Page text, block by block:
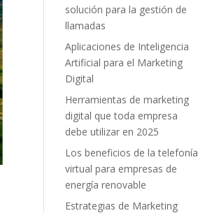
solución para la gestión de
llamadas
Aplicaciones de Inteligencia
Artificial para el Marketing
Digital
Herramientas de marketing
digital que toda empresa
debe utilizar en 2025
Los beneficios de la telefonía
virtual para empresas de
energía renovable
Estrategias de Marketing